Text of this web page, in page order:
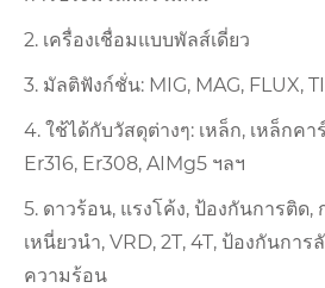
2. เครื่องเชื่อมแบบพัลส์เดี่ยว
3. มัลติฟังก์ชั่น: MIG, MAG, FLUX,
4. ใช้ได้กับวัสดุต่างๆ: เหล็ก, เหล็กค
Er316, Er308, AIMg5 ฯลฯ
5. ดาวร้อน, แรงโค้ง, ป้องกันการติด,
เหนี่ยวนำ, VRD, 2T, 4T, ป้องกันการ
ความร้อน